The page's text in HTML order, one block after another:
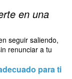
en una
seguir saliendo,
renunciar a tu
para ti